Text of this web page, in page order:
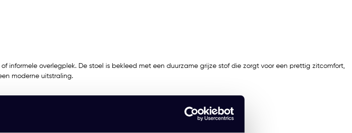
informele overlegplek. De stoel is bekleed met een duurzame grijze stof die zorgt voor een prettig zitcomfort,
moderne uitstraling.